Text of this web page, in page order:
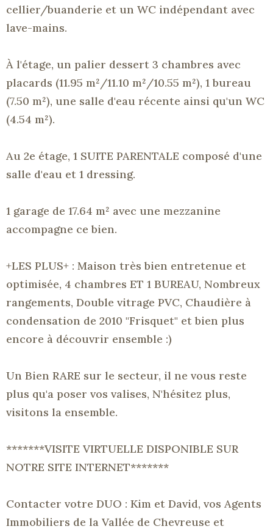
cellier/buanderie et un WC indépendant avec
lave-mains.
À l'étage, un palier dessert 3 chambres avec
placards (11.95 m²/11.10 m²/10.55 m²), 1 bureau
(7.50 m²), une salle d'eau récente ainsi qu'un WC
(4.54 m²).
Au 2e étage, 1 SUITE PARENTALE composé d'une
salle d'eau et 1 dressing.
1 garage de 17.64 m² avec une mezzanine
accompagne ce bien.
+LES PLUS+ : Maison très bien entretenue et
optimisée, 4 chambres ET 1 BUREAU, Nombreux
rangements, Double vitrage PVC, Chaudière à
condensation de 2010 "Frisquet" et bien plus
encore à découvrir ensemble :)
Un Bien RARE sur le secteur, il ne vous reste
plus qu'a poser vos valises, N'hésitez plus,
visitons la ensemble.
*******VISITE VIRTUELLE DISPONIBLE SUR
NOTRE SITE INTERNET*******
Contacter votre DUO : Kim et David, vos Agents
Immobiliers de la Vallée de Chevreuse et